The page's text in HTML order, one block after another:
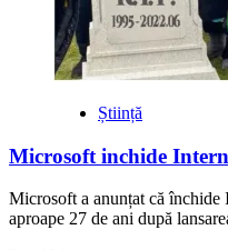
Știință
Microsoft inchide
Microsoft a anunțat că
aproape 27 de ani după